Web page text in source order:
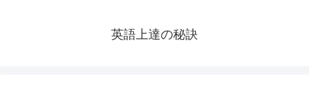
英語上達の秘訣